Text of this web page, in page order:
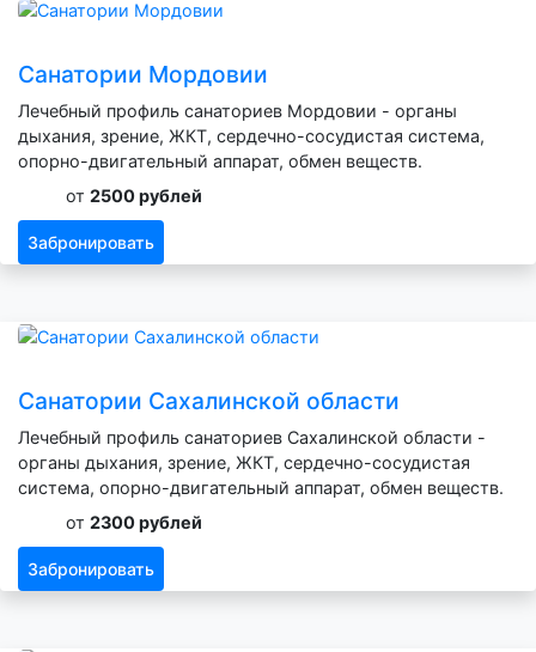
Санатории Мордовии
Лечебный профиль санаториев Мордовии - органы
дыхания, зрение, ЖКТ, сердечно-сосудистая система,
опорно-двигательный аппарат, обмен веществ.
от 2500 рублей
Забронировать
Санатории Сахалинской области
Лечебный профиль санаториев Сахалинской области -
органы дыхания, зрение, ЖКТ, сердечно-сосудистая
система, опорно-двигательный аппарат, обмен веществ.
от 2300 рублей
Забронировать